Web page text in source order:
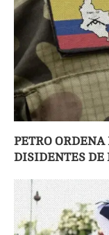
PETRO
DISIDENTES DE